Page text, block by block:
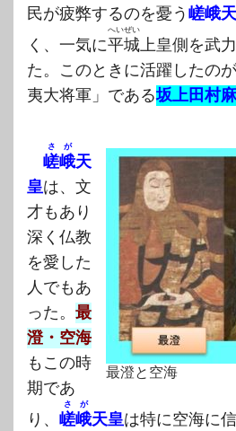
民が疲弊するのを憂う嵯峨
く、一気に平城
へいぜい
上皇側を武
た。このときに活躍したの
夷大将軍」である坂上田村
最澄と空海
嵯峨
さが
天
皇は、文
才もあり
深く仏教
を愛した
人でもあ
った。 最
澄・空海
もこの時
期であ
り、 嵯峨
さが
天皇は特に空海に